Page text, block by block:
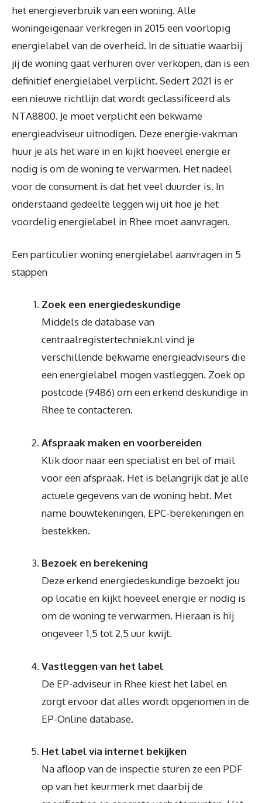
het energieverbruik van een woning. Alle
woningeigenaar verkregen in 2015 een voorlopig
energielabel van de overheid. In de situatie waarbij
jij de woning gaat verhuren over verkopen, dan is een
definitief energielabel verplicht. Sedert 2021 is er
een nieuwe richtlijn dat wordt geclassificeerd als
NTA8800. Je moet verplicht een bekwame
energieadviseur uitnodigen. Deze energie-vakman
huur je als het ware in en kijkt hoeveel energie er
nodig is om de woning te verwarmen. Het nadeel
voor de consument is dat het veel duurder is. In
onderstaand gedeelte leggen wij uit hoe je het
voordelig energielabel in Rhee moet aanvragen.
Een particulier woning energielabel aanvragen in 5
stappen
Zoek een energiedeskundige
Middels de database van
centraalregistertechniek.nl vind je
verschillende bekwame energieadviseurs die
een energielabel mogen vastleggen. Zoek op
postcode (9486) om een erkend deskundige in
Rhee te contacteren.
Afspraak maken en voorbereiden
Klik door naar een specialist en bel of mail
voor een afspraak. Het is belangrijk dat je alle
actuele gegevens van de woning hebt. Met
name bouwtekeningen, EPC-berekeningen en
bestekken.
Bezoek en berekening
Deze erkend energiedeskundige bezoekt jou
op locatie en kijkt hoeveel energie er nodig is
om de woning te verwarmen. Hieraan is hij
ongeveer 1,5 tot 2,5 uur kwijt.
Vastleggen van het label
De EP-adviseur in Rhee kiest het label en
zorgt ervoor dat alles wordt opgenomen in de
EP-Online database.
Het label via internet bekijken
Na afloop van de inspectie sturen ze een PDF
op van het keurmerk met daarbij de